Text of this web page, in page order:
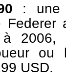
: une
Federer
2006,
ou
USD.